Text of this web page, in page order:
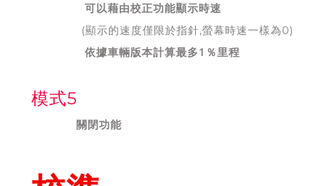
可以藉由校正功能顯示時速
(顯示的速度僅限於指針,螢幕時速一樣為0)
依據車輛版本計算最多1％里程
模式5
關閉功能